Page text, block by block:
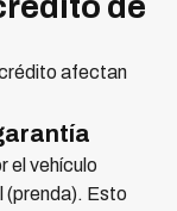
afectan
el vehículo
(prenda). Esto